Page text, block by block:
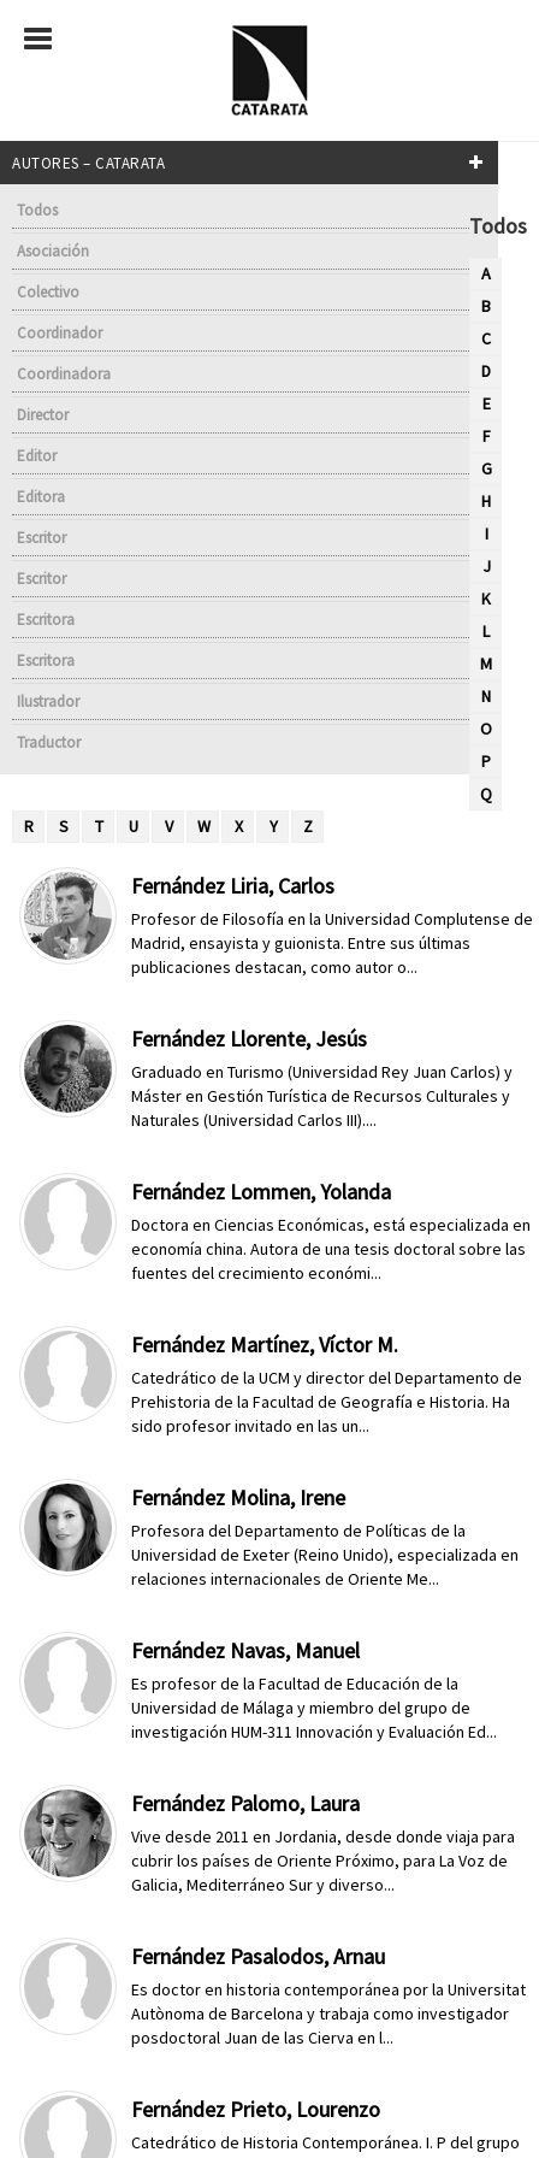
AUTORES – CATARATA
Todos
Asociación
Colectivo
Coordinador
Coordinadora
Director
Editor
Editora
Escritor
Escritor
Escritora
Escritora
Ilustrador
Traductor
Todos
A
B
C
D
E
F
G
H
I
J
K
L
M
N
O
P
Q
R
S T U V W X Y Z
Fernández Liria, Carlos
Profesor de Filosofía en la Universidad Complutense de
Madrid, ensayista y guionista. Entre sus últimas
publicaciones destacan, como autor o...
Fernández Llorente, Jesús
Graduado en Turismo (Universidad Rey Juan Carlos) y
Máster en Gestión Turística de Recursos Culturales y
Naturales (Universidad Carlos III)....
Fernández Lommen, Yolanda
Doctora en Ciencias Económicas, está especializada en
economía china. Autora de una tesis doctoral sobre las
fuentes del crecimiento económi...
Fernández Martínez, Víctor M.
Catedrático de la UCM y director del Departamento de
Prehistoria de la Facultad de Geografía e Historia. Ha
sido profesor invitado en las un...
Fernández Molina, Irene
Profesora del Departamento de Políticas de la
Universidad de Exeter (Reino Unido), especializada en
relaciones internacionales de Oriente Me...
Fernández Navas, Manuel
Es profesor de la Facultad de Educación de la
Universidad de Málaga y miembro del grupo de
investigación HUM-311 Innovación y Evaluación Ed...
Fernández Palomo, Laura
Vive desde 2011 en Jordania, desde donde viaja para
cubrir los países de Oriente Próximo, para La Voz de
Galicia, Mediterráneo Sur y diverso...
Fernández Pasalodos, Arnau
Es doctor en historia contemporánea por la Universitat
Autònoma de Barcelona y trabaja como investigador
posdoctoral Juan de las Cierva en l...
Fernández Prieto, Lourenzo
Catedrático de Historia Contemporánea. I. P del grupo